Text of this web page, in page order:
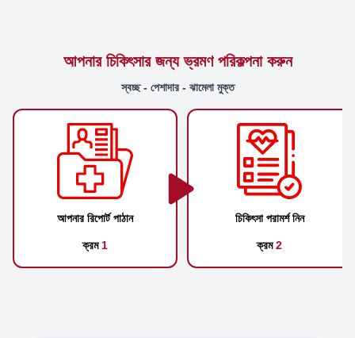
আপনার চিকিৎসার জন্য ভ্রমণ পরিকল্পনা করুন
স্বচ্ছ - পেশাদার - ঝামেলা মুক্ত
আপনার রিপোর্ট পাঠান
ক্রম 1
চিকিৎসা পরামর্শ নিন
ক্রম2